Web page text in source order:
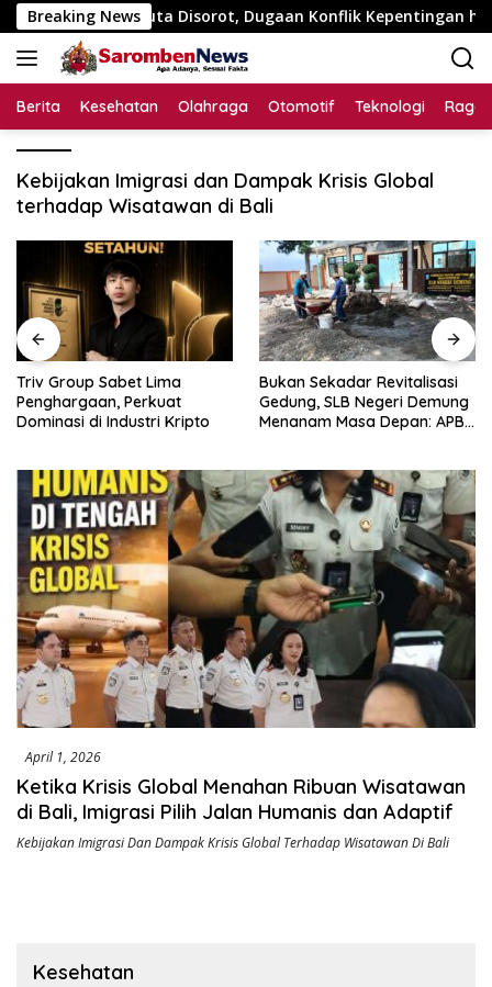
Langsung
ke
konten
Breaking News
Rp195 Juta Disorot, Dugaan Konflik Kepentingan hingga
Berita Kesehatan Olahraga Otomotif Teknologi
Kebijakan Imigrasi dan Dampak Krisis Global
terhadap Wisatawan di Bali
Triv Group Sabet Lima
Penghargaan, Perkuat
Dominasi di Industri Kripto
Bukan Sekadar Revitalisasi
Gedung, SLB Negeri Demung
Menanam Masa Depan: APBN
Khusus Menjadi Kemandirian
April 1, 2026
Ketika Krisis Global Menahan Ribuan Wisatawan
di Bali, Imigrasi Pilih Jalan Humanis dan Adaptif
Kebijakan Imigrasi Dan Dampak Krisis Global Terhadap Wisatawan Di Bali
Kesehatan